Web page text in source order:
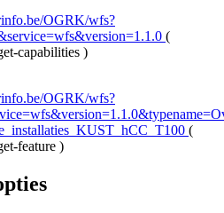
OGRK/wfs?
(
capabilities )
OGRK/wfs?
(
feature )